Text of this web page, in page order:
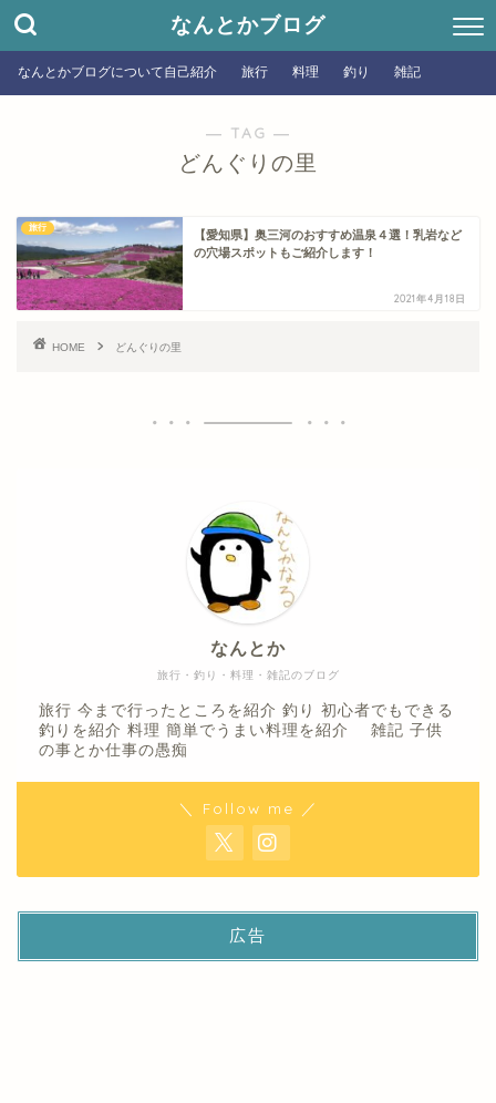
なんとかブログ
なんとかブログについて自己紹介 旅行 料理 釣り 雑記
― TAG ―
どんぐりの里
旅行
【愛知県】奥三河のおすすめ温泉４選！乳岩など
の穴場スポットもご紹介します！
2021年4月18日
HOME どんぐりの里
旅行・釣り・料理・雑記のブログ
なんとか
旅行 今まで行ったところを紹介 釣り 初心者でもできる
釣りを紹介 料理 簡単でうまい料理を紹介 雑記 子供
の事とか仕事の愚痴
＼ Follow me ／
広告